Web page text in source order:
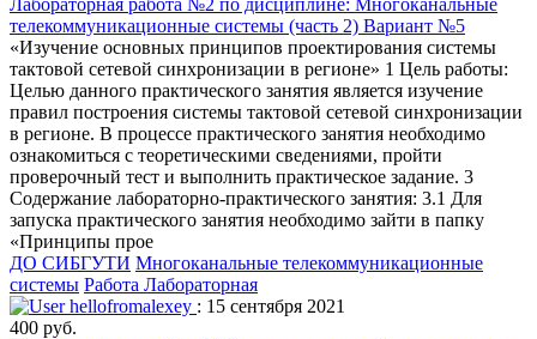
Лабораторная работа №2 по дисциплине: Многоканальные
телекоммуникационные системы (часть 2) Вариант №5
«Изучение основных принципов проектирования системы
тактовой сетевой синхронизации в регионе» 1 Цель работы:
Целью данного практического занятия является изучение
правил построения системы тактовой сетевой синхронизации
в регионе. В процессе практического занятия необходимо
ознакомиться с теоретическими сведениями, пройти
проверочный тест и выполнить практическое задание. 3
Содержание лабораторно-практического занятия: 3.1 Для
запуска практического занятия необходимо зайти в папку
«Принципы прое
ДО СИБГУТИ Многоканальные телекоммуникационные
системы Работа Лабораторная
hellofromalexey : 15 сентября 2021
400 руб.